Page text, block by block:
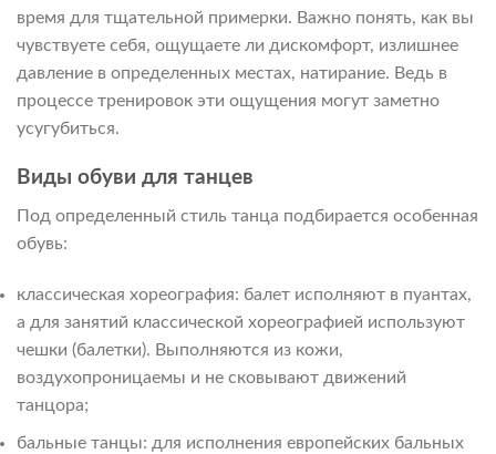
время для тщательной примерки. Важно понять, как вы
чувствуете себя, ощущаете ли дискомфорт, излишнее
давление в определенных местах, натирание. Ведь в
процессе тренировок эти ощущения могут заметно
усугубиться.
Виды обуви для танцев
Под определенный стиль танца подбирается особенная
обувь:
классическая хореография: балет исполняют в пуантах,
а для занятий классической хореографией используют
чешки (балетки). Выполняются из кожи,
воздухопроницаемы и не сковывают движений
танцора;
бальные танцы: для исполнения европейских бальных